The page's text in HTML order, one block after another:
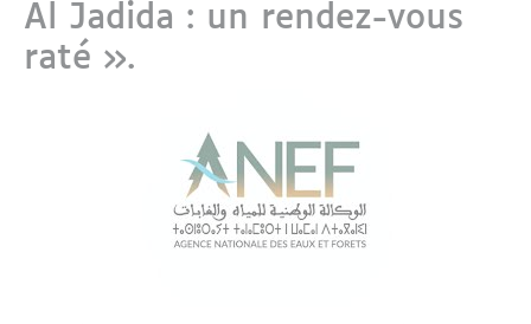
Al Jadida : un rendez-vous
raté ».